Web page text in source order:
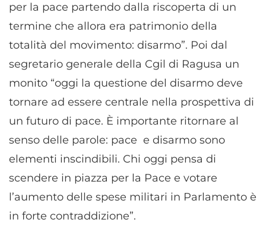
per la pace partendo dalla riscoperta di un
termine che allora era patrimonio della
totalità del movimento: disarmo”. Poi dal
segretario generale della Cgil di Ragusa un
monito “oggi la questione del disarmo deve
tornare ad essere centrale nella prospettiva di
un futuro di pace. È importante ritornare al
senso delle parole: pace e disarmo sono
elementi inscindibili. Chi oggi pensa di
scendere in piazza per la Pace e votare
l’aumento delle spese militari in Parlamento è
in forte contraddizione”.